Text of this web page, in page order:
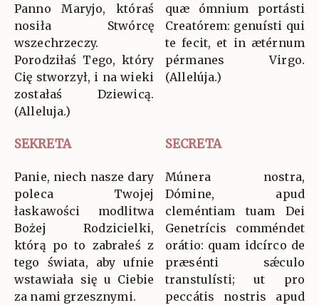
Panno Maryjo, któraś
nosiła Stwórcę
wszechrzeczy.
Porodziłaś Tego, który
Cię stworzył, i na wieki
zostałaś Dziewicą.
(Alleluja.)
quæ ómnium portásti
Creatórem: genuísti qui
te fecit, et in ætérnum
pérmanes Virgo.
(Allelúja.)
SEKRETA SECRETA
Panie, niech nasze dary
poleca Twojej
łaskawości modlitwa
Bożej Rodzicielki,
którą po to zabrałeś z
tego świata, aby ufnie
wstawiała się u Ciebie
za nami grzesznymi.
Múnera nostra,
Dómine, apud
cleméntiam tuam Dei
Genetrícis comméndet
orátio: quam idcírco de
præsénti sǽculo
transtulísti; ut pro
peccátis nostris apud